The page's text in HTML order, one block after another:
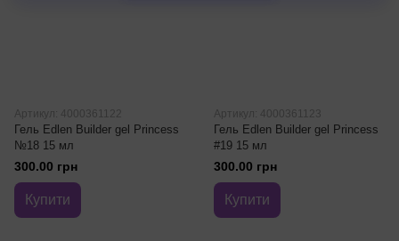
Артикул: 4000361122
Гель Edlen Builder gel Princess
№18 15 мл
300.00 грн
Купити
Артикул: 4000361123
Гель Edlen Builder gel Princess
#19 15 мл
300.00 грн
Купити